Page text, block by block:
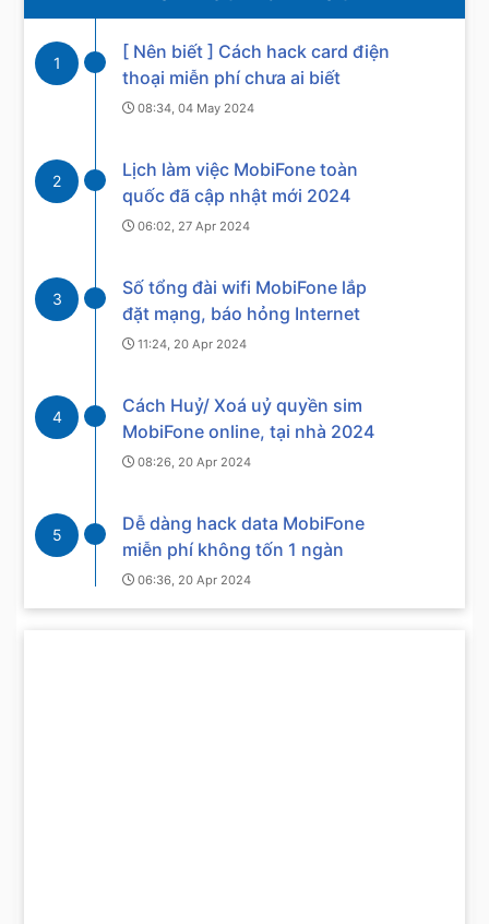
1
[ Nên biết ] Cách hack card điện
thoại miễn phí chưa ai biết
08:34, 04 May 2024
2
Lịch làm việc MobiFone toàn
quốc đã cập nhật mới 2024
06:02, 27 Apr 2024
3
Số tổng đài wifi MobiFone lắp
đặt mạng, báo hỏng Internet
11:24, 20 Apr 2024
4
Cách Huỷ/ Xoá uỷ quyền sim
MobiFone online, tại nhà 2024
08:26, 20 Apr 2024
5
Dễ dàng hack data MobiFone
miễn phí không tốn 1 ngàn
06:36, 20 Apr 2024